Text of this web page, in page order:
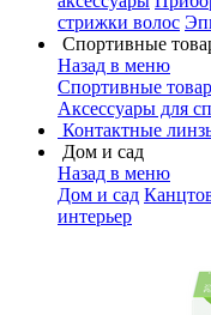
стрижки волос
Спортивные
Назад в меню
Спортивные
Аксессуары для
Контактные
Дом и сад
Назад в меню
Дом и сад
интерьер